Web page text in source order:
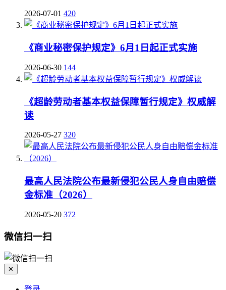
2026-07-01 420
《商业秘密保护规定》6月1日起正式实施
2026-06-30 144
《超龄劳动者基本权益保障暂行规定》权威解
读
2026-05-27 320
最高人民法院公布最新侵犯公民人身自由赔偿
金标准（2026）
2026-05-20 372
微信扫一扫
✕